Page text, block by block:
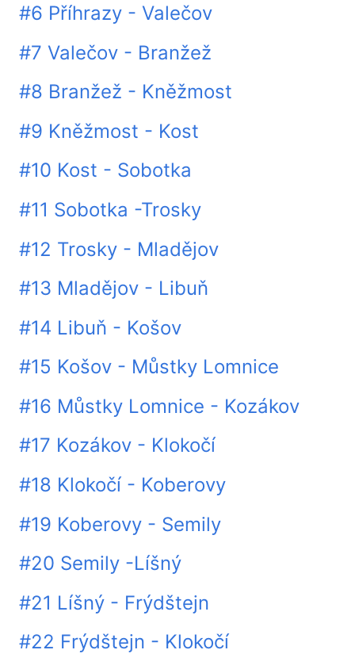
#6 Příhrazy - Valečov
#7 Valečov - Branžež
#8 Branžež - Kněžmost
#9 Kněžmost - Kost
#10 Kost - Sobotka
#11 Sobotka -Trosky
#12 Trosky - Mladějov
#13 Mladějov - Libuň
#14 Libuň - Košov
#15 Košov - Můstky Lomnice
#16 Můstky Lomnice - Kozákov
#17 Kozákov - Klokočí
#18 Klokočí - Koberovy
#19 Koberovy - Semily
#20 Semily -Líšný
#21 Líšný - Frýdštejn
#22 Frýdštejn - Klokočí